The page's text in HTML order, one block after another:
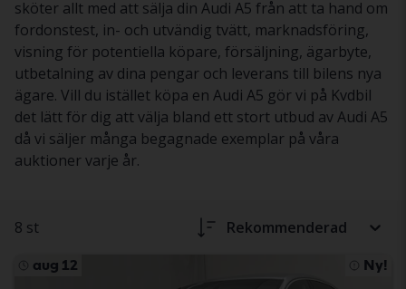
sköter allt med att sälja din Audi A5 från att ta hand om
fordonstest, in- och utvändig tvätt, marknadsföring,
visning för potentiella köpare, försäljning, ägarbyte,
utbetalning av dina pengar och leverans till bilens nya
ägare. Vill du istället köpa en Audi A5 gör vi på Kvdbil
det lätt för dig att välja bland ett stort utbud av Audi A5
då vi säljer många begagnade exemplar på våra
auktioner varje år.
8 st Rekommenderad
aug 12 Ny!